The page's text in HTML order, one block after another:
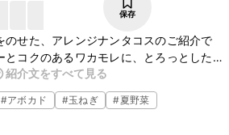
保存
のせた、アレンジナンタコスのご紹介で
コクのあるワカモレに、とろっとした温
いしさです。ブランチや休日ランチに、ぜ
紹介文をすべて見る
#アボカド #玉ねぎ #夏野菜